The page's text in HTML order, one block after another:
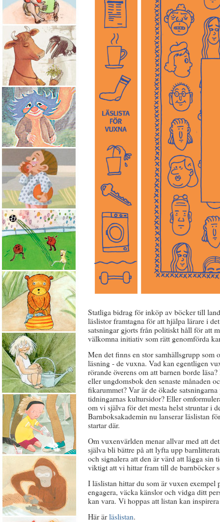
Statliga bidrag för inköp av böcker till
läslistor framtagna för att hjälpa lärare i
satsningar gjorts från politiskt håll för att
välkomna initiativ som rätt genomförda
Men det finns en stor samhällsgrupp
läsning - de vuxna. Vad kan egentligen
rörande överens om att barnen borde
eller ungdomsbok den senaste månaden
fikarummet? Var är de ökade
tidningarnas kultursidor? Eller
om vi själva för det mesta helst struntar i
Barnboksakademin nu lanserar läslistan
startar där.
Om vuxenvärlden menar allvar med att
själva bli bättre på att lyfta upp
och signalera att den är värd att lägga sin
viktigt att vi hittar fram till de barnböcker
I läslistan hittar du som är vuxen
engagera, väcka känslor och vidga ditt
kan vara. Vi hoppas att listan kan
Här ärläslistan.